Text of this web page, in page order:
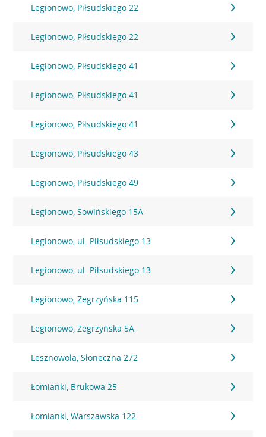
Legionowo, Piłsudskiego 22
Legionowo, Piłsudskiego 22
Legionowo, Piłsudskiego 41
Legionowo, Piłsudskiego 41
Legionowo, Piłsudskiego 41
Legionowo, Piłsudskiego 43
Legionowo, Piłsudskiego 49
Legionowo, Sowińskiego 15A
Legionowo, ul. Piłsudskiego 13
Legionowo, ul. Piłsudskiego 13
Legionowo, Zegrzyńska 115
Legionowo, Zegrzyńska 5A
Lesznowola, Słoneczna 272
Łomianki, Brukowa 25
Łomianki, Warszawska 122